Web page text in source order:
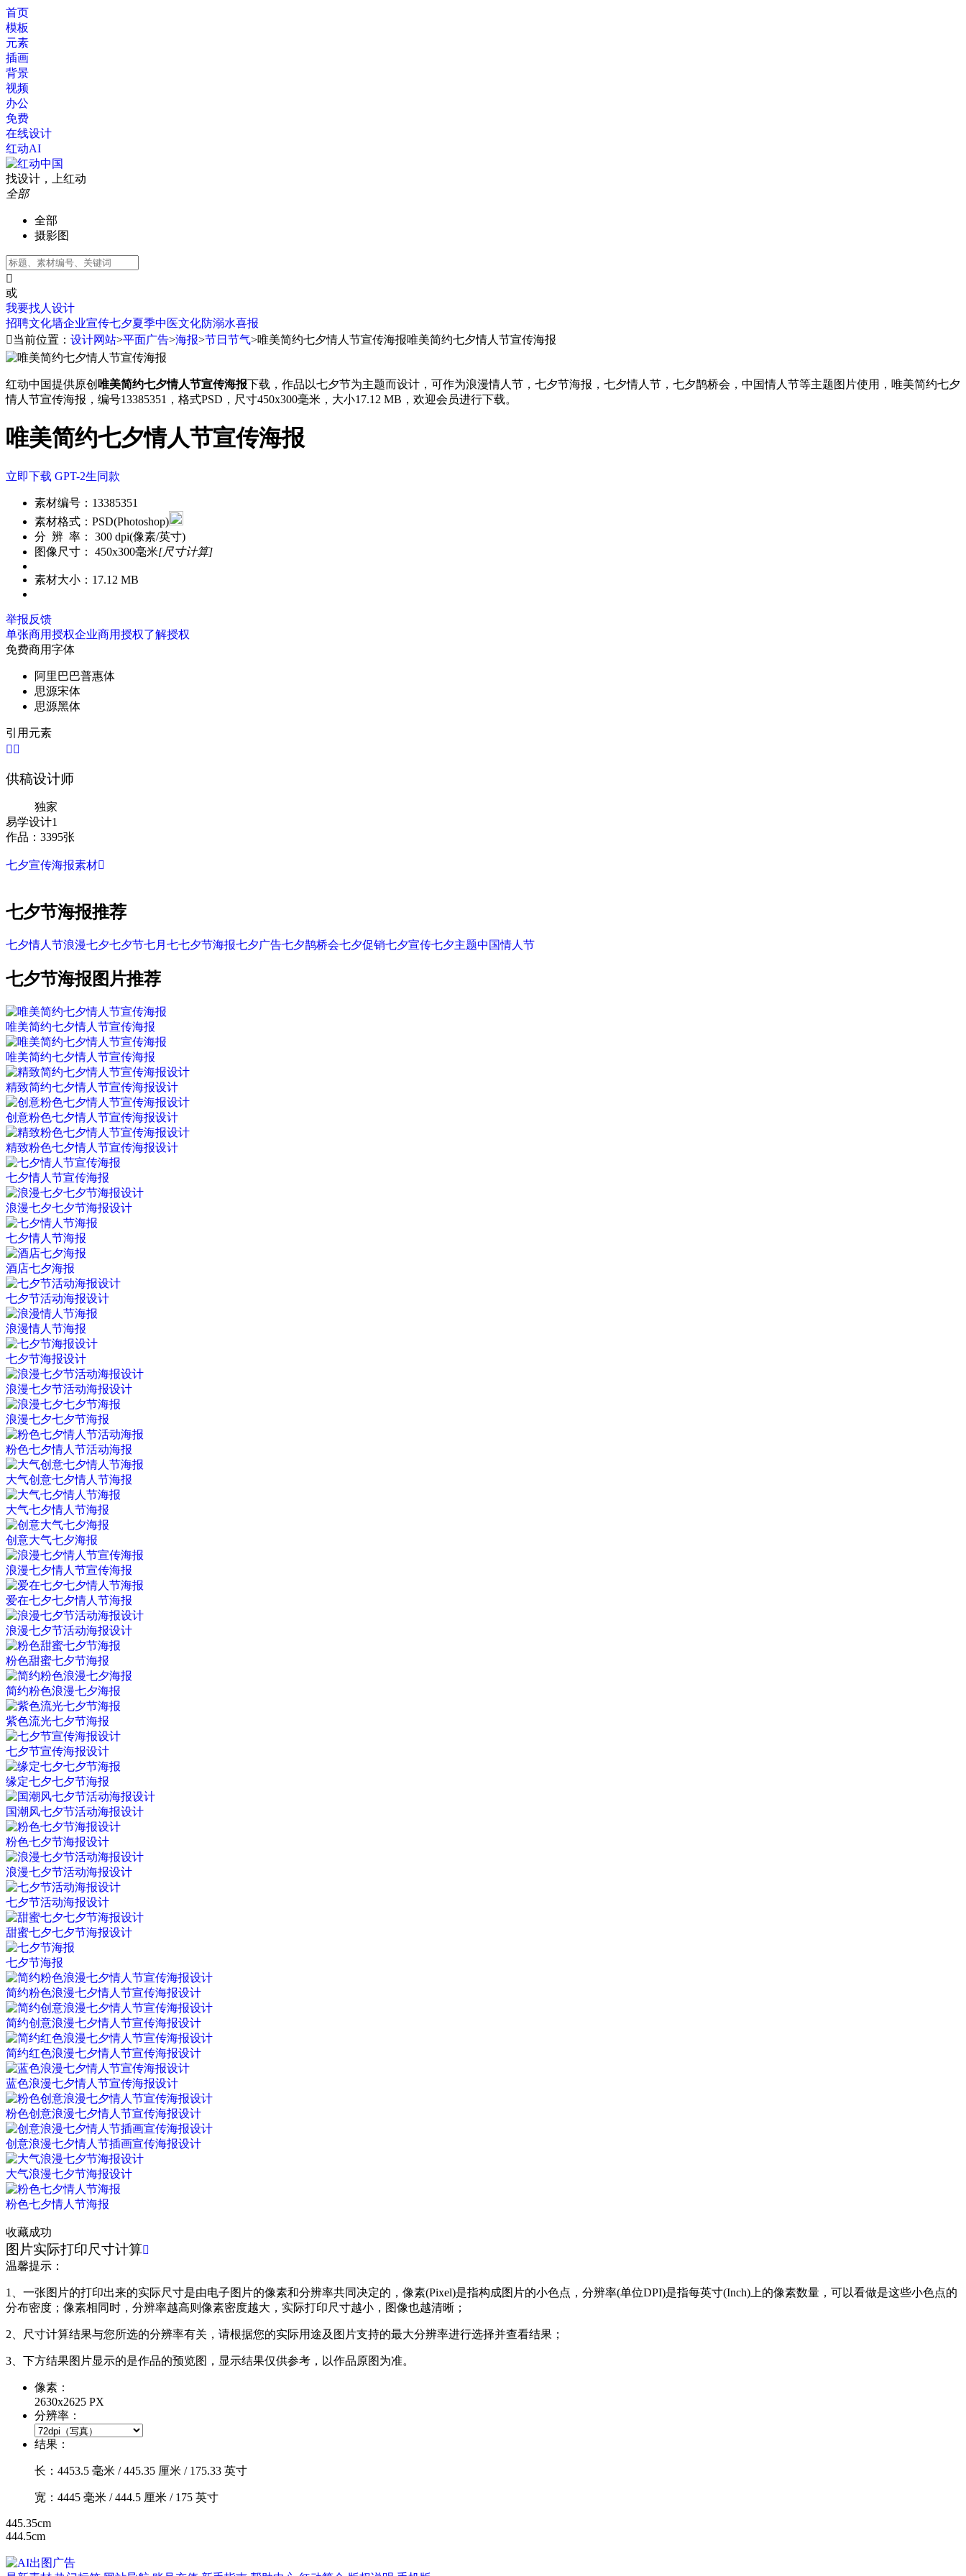
首页
模板
元素
插画
背景
视频
办公
免费
在线设计
红动AI
找设计，上红动
全部
全部
摄影图

或
我要找人设计
招聘文化墙企业宣传七夕夏季中医文化防溺水喜报
当前位置： 设计网站>平面广告>海报>节日节气>唯美简约七夕情人节宣传海报唯美简约七夕情人节宣传海报
红动中国提供原创 唯美简约七夕情人节宣传海报下载，作品以七夕节为主题而设计，可作为浪漫情人节，七夕节海报，七夕情人节，七夕鹊桥会，中国情人节等主题图片使用，唯美简约七夕
情人节宣传海报，编号13385351，格式PSD，尺寸450x300毫米，大小17.12 MB，欢迎会员进行下载。
唯美简约七夕情人节宣传海报
立即下载 GPT-2生同款
素材编号： 13385351
素材格式： PSD(Photoshop)
分 辨 率： 300 dpi(像素/英寸)
图像尺寸： 450x300毫米[尺寸计算]
素材大小： 17.12 MB
举报反馈
单张商用授权企业商用授权了解授权
免费商用字体
阿里巴巴普惠体
思源宋体
思源黑体
引用元素
 
供稿设计师
独家
易学设计1
作品：3395张
七夕宣传海报素材
七夕节海报推荐
七夕情人节浪漫七夕七夕节七月七七夕节海报七夕广告七夕鹊桥会七夕促销七夕宣传七夕主题中国情人节
七夕节海报图片推荐
唯美简约七夕情人节宣传海报
唯美简约七夕情人节宣传海报
精致简约七夕情人节宣传海报设计
创意粉色七夕情人节宣传海报设计
精致粉色七夕情人节宣传海报设计
七夕情人节宣传海报
浪漫七夕七夕节海报设计
七夕情人节海报
酒店七夕海报
七夕节活动海报设计
浪漫情人节海报
七夕节海报设计
浪漫七夕节活动海报设计
浪漫七夕七夕节海报
粉色七夕情人节活动海报
大气创意七夕情人节海报
大气七夕情人节海报
创意大气七夕海报
浪漫七夕情人节宣传海报
爱在七夕七夕情人节海报
浪漫七夕节活动海报设计
粉色甜蜜七夕节海报
简约粉色浪漫七夕海报
紫色流光七夕节海报
七夕节宣传海报设计
缘定七夕七夕节海报
国潮风七夕节活动海报设计
粉色七夕节海报设计
浪漫七夕节活动海报设计
七夕节活动海报设计
甜蜜七夕七夕节海报设计
七夕节海报
简约粉色浪漫七夕情人节宣传海报设计
简约创意浪漫七夕情人节宣传海报设计
简约红色浪漫七夕情人节宣传海报设计
蓝色浪漫七夕情人节宣传海报设计
粉色创意浪漫七夕情人节宣传海报设计
创意浪漫七夕情人节插画宣传海报设计
大气浪漫七夕节海报设计
粉色七夕情人节海报
收藏成功
图片实际打印尺寸计算
温馨提示：
1、一张图片的打印出来的实际尺寸是由电子图片的像素和分辨率共同决定的，像素(Pixel)是指构成图片的小色点，分辨率(单位DPI)是指每英寸(Inch)上的像素数量，可以看做是这些小色点的
分布密度；像素相同时，分辨率越高则像素密度越大，实际打印尺寸越小，图像也越清晰；
2、尺寸计算结果与您所选的分辨率有关，请根据您的实际用途及图片支持的最大分辨率进行选择并查看结果；
3、下方结果图片显示的是作品的预览图，显示结果仅供参考，以作品原图为准。
像素：
2630x2625 PX
分辨率：
结果：
长： 4453.5 毫米 /445.35 厘米 / 175.33 英寸
宽： 4445 毫米 /444.5 厘米 / 175 英寸
445.35cm
444.5cm